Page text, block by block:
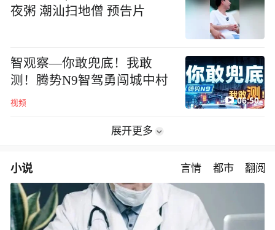
夜粥 潮汕扫地僧 预告片
智观察—你敢兜底！我敢
测！腾势N9智驾勇闯城中村
视频 06:50
展开更多
小说 言情 都市 翻阅